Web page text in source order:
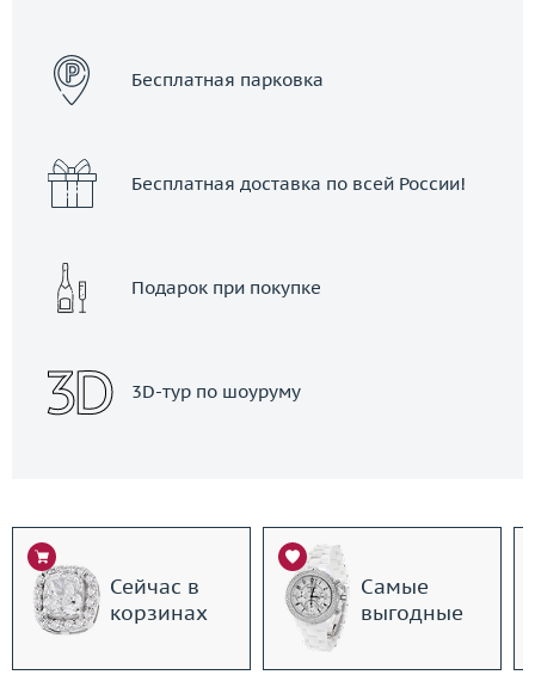
Бесплатная парковка
Бесплатная доставка по всей России!
Подарок при покупке
3D-тур по шоуруму
Сейчас в
корзинах
Самые
выгодные